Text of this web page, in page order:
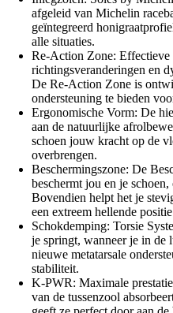
afgeleid van Michelin
geïntegreerd
alle situaties.
Re-Action Zone: Effectieve
richtingsveranderingen en
De Re-Action Zone is
ondersteuning te bieden
Ergonomische Vorm: De
aan de natuurlijke
schoen jouw kracht op de
overbrengen.
Beschermingszone: De
beschermt jou en je
Bovendien helpt het je
een extreem hellende
Schokdemping: Torsie
je springt, wanneer je in de
nieuwe metatarsale
stabiliteit.
K-PWR: Maximale
van de tussenzool